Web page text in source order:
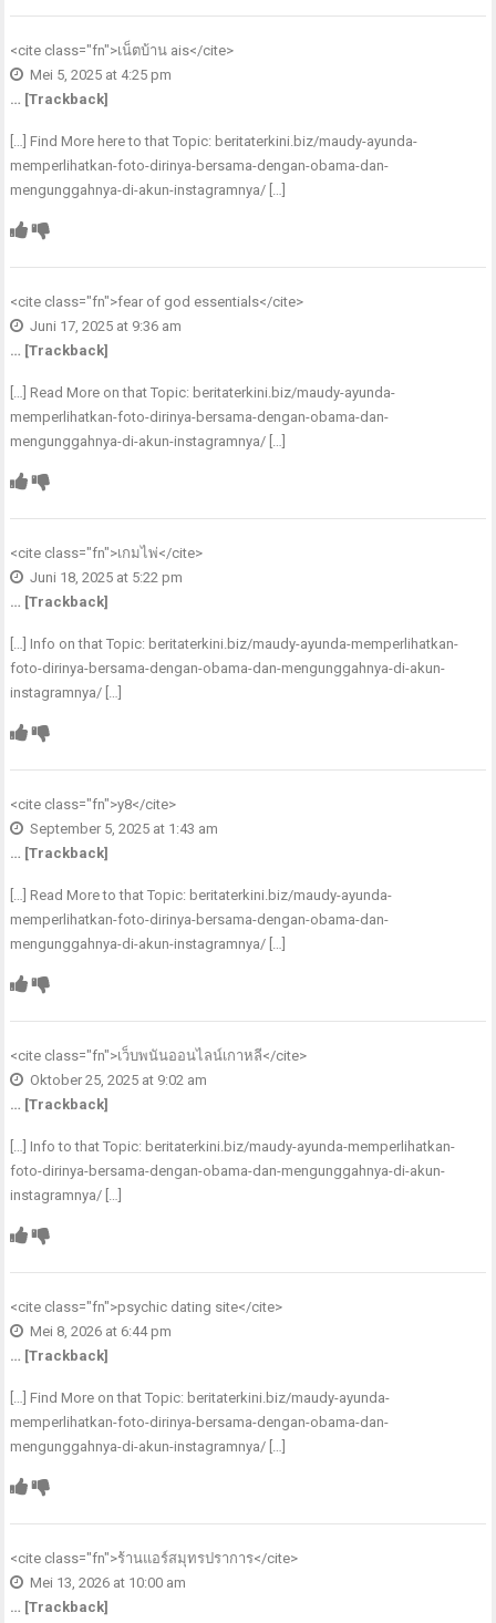
<cite class="fn">เน็ตบ้าน ais</cite>
Mei 5, 2025 at 4:25 pm
… [Trackback]
[…] Find More here to that Topic: beritaterkini.biz/maudy-ayunda-
memperlihatkan-foto-dirinya-bersama-dengan-obama-dan-
mengunggahnya-di-akun-instagramnya/ […]
<cite class="fn">fear of god essentials</cite>
Juni 17, 2025 at 9:36 am
… [Trackback]
[…] Read More on that Topic: beritaterkini.biz/maudy-ayunda-
memperlihatkan-foto-dirinya-bersama-dengan-obama-dan-
mengunggahnya-di-akun-instagramnya/ […]
<cite class="fn">เกมไพ่</cite>
Juni 18, 2025 at 5:22 pm
… [Trackback]
[…] Info on that Topic: beritaterkini.biz/maudy-ayunda-memperlihatkan-
foto-dirinya-bersama-dengan-obama-dan-mengunggahnya-di-akun-
instagramnya/ […]
<cite class="fn">y8</cite>
September 5, 2025 at 1:43 am
… [Trackback]
[…] Read More to that Topic: beritaterkini.biz/maudy-ayunda-
memperlihatkan-foto-dirinya-bersama-dengan-obama-dan-
mengunggahnya-di-akun-instagramnya/ […]
<cite class="fn">เว็บพนันออนไลน์เกาหลี</cite>
Oktober 25, 2025 at 9:02 am
… [Trackback]
[…] Info to that Topic: beritaterkini.biz/maudy-ayunda-memperlihatkan-
foto-dirinya-bersama-dengan-obama-dan-mengunggahnya-di-akun-
instagramnya/ […]
<cite class="fn">psychic dating site</cite>
Mei 8, 2026 at 6:44 pm
… [Trackback]
[…] Find More on that Topic: beritaterkini.biz/maudy-ayunda-
memperlihatkan-foto-dirinya-bersama-dengan-obama-dan-
mengunggahnya-di-akun-instagramnya/ […]
<cite class="fn">ร้านแอร์สมุทรปราการ</cite>
Mei 13, 2026 at 10:00 am
… [Trackback]